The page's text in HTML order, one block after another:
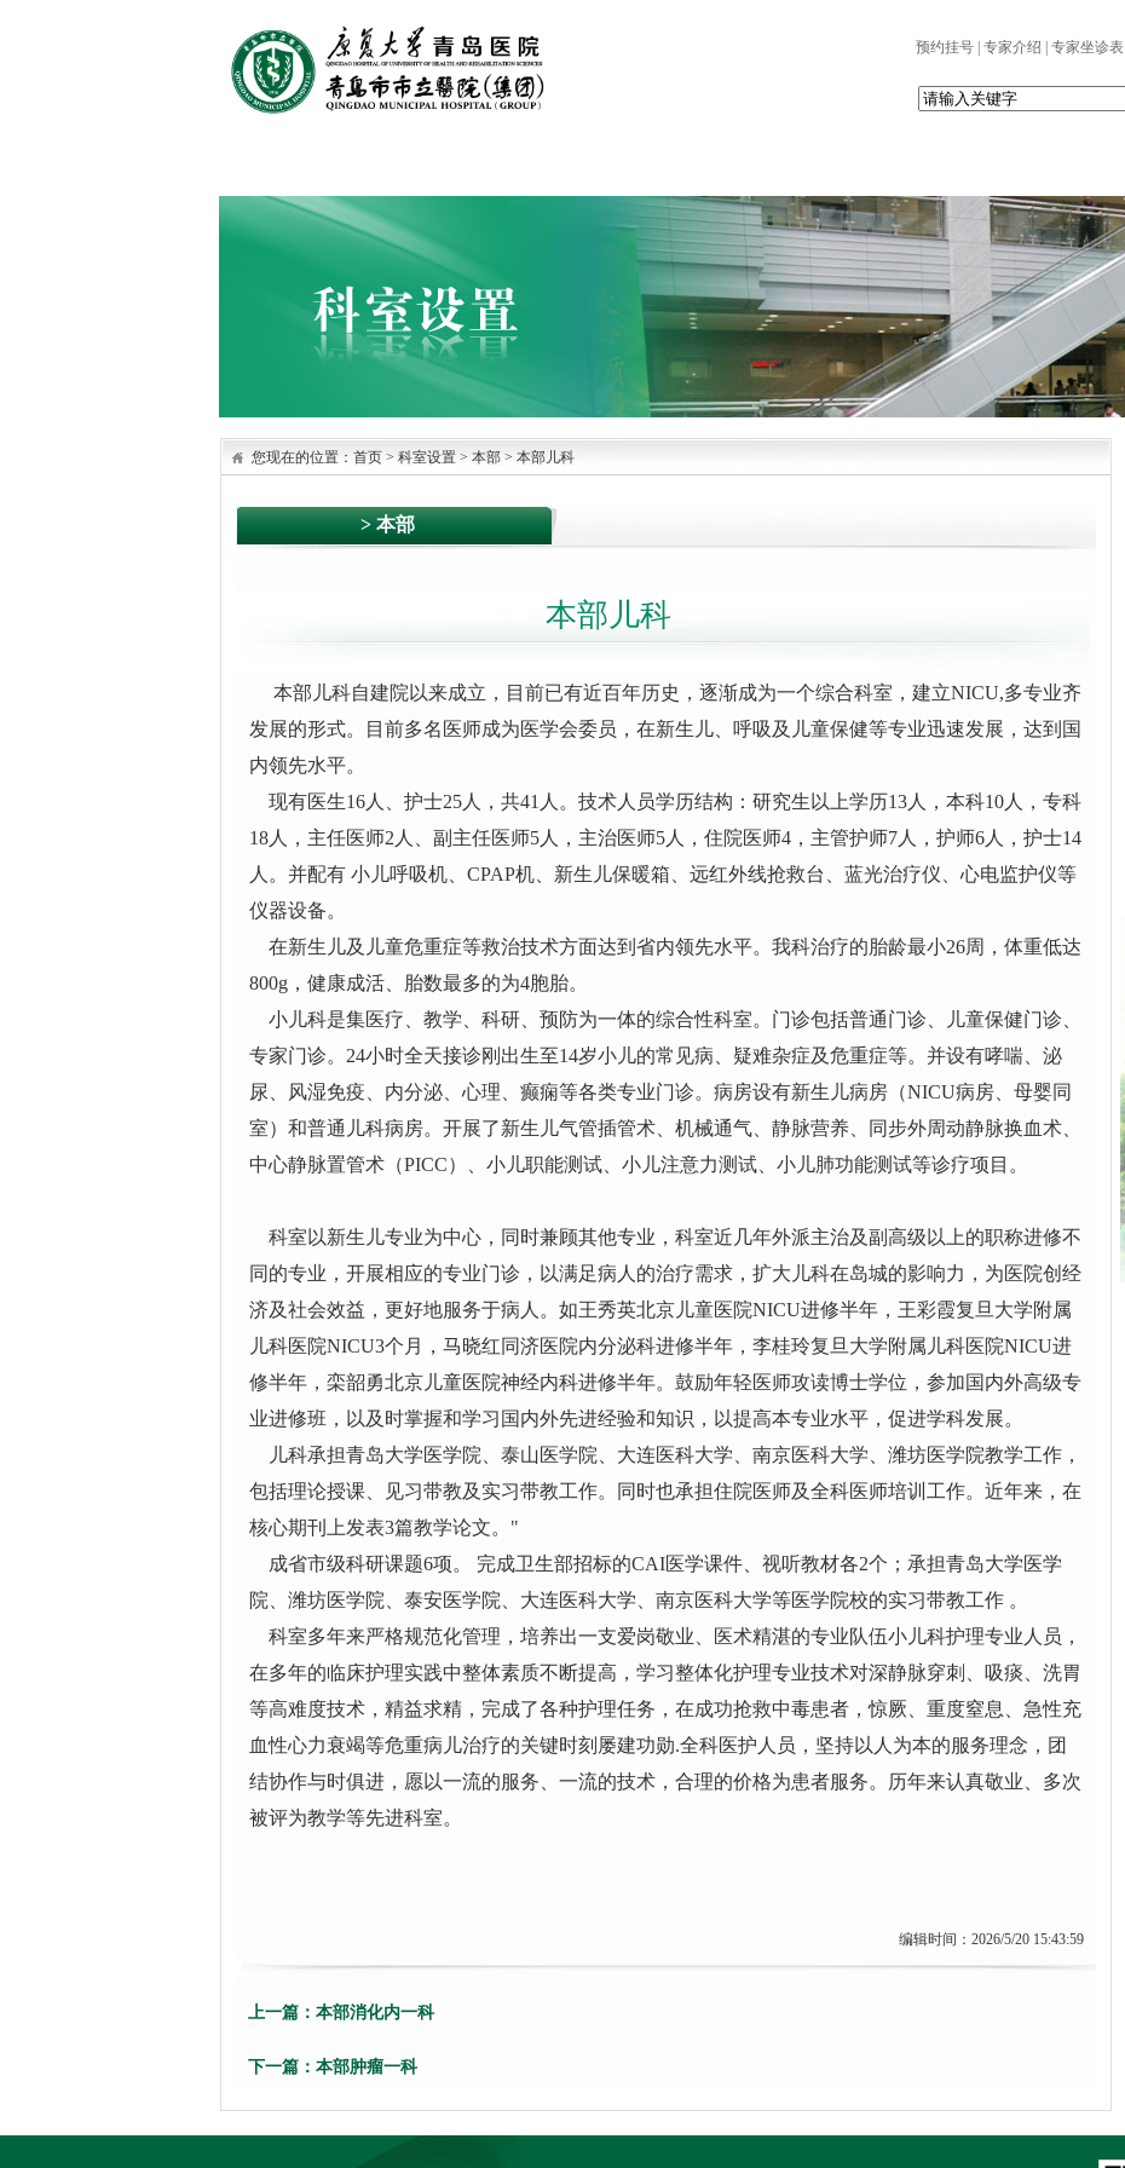
预约挂号 专家介绍 专家坐诊表
您现在的位置： 首页 > 科室设置 > 本部 > 本部儿科
> 本部
本部儿科
本部儿科自建院以来成立，目前已有近百年历史，逐渐成为一个综合科室，建立NICU,多专业齐
发展的形式。目前多名医师成为医学会委员，在新生儿、呼吸及儿童保健等专业迅速发展，达到国
内领先水平。
现有医生16人、护士25人，共41人。技术人员学历结构：研究生以上学历13人，本科10人，专科
18人，主任医师2人、副主任医师5人，主治医师5人，住院医师4，主管护师7人，护师6人，护士14
人。并配有 小儿呼吸机、CPAP机、新生儿保暖箱、 远红外线抢救台、蓝光治疗仪、心电监护仪等
仪器设备。
在新生儿及儿童危重症等救治技术方面达到省内领先水平。我科治疗的胎龄最小26周，体重低达
800g，健康成活、胎数最多的为4胞胎。
小儿科是集医疗、教学、科研、预防为一体的综合性科室。门诊包括普通门诊、儿童保健门诊、
专家门诊。24小时全天接诊刚出生至14岁小儿的常见病、疑难杂症及危重症等。并设有哮喘、泌
尿、风湿免疫、内分泌、心理、癫痫等各类专业门诊。病房设有新生儿病房（NICU病房、母婴同
室）和普通儿科病房。开展了新生儿气管插管术、机械通气、静脉营养、同步外周动静脉换血术、
中心静脉置管术（PICC）、小儿职能测试、小儿注意力测试、小儿肺功能测试等诊疗项目。
科室以新生儿专业为中心，同时兼顾其他专业，科室近几年外派主治及副高级以上的职称进修不
同的专业，开展相应的专业门诊，以满足病人的治疗需求，扩大儿科在岛城的影响力，为医院创经
济及社会效益，更好地服务于病人。如王秀英北京儿童医院NICU进修半年，王彩霞复旦大学附属
儿科医院NICU3个月，马晓红同济医院内分泌科进修半年，李桂玲复旦大学附属儿科医院NICU进
修半年，栾韶勇北京儿童医院神经内科进修半年。鼓励年轻医师攻读博士学位，参加国内外高级专
业进修班，以及时掌握和学习国内外先进经验和知识，以提高本专业水平，促进学科发展。
儿科承担青岛大学医学院、泰山医学院、大连医科大学、南京医科大学、潍坊医学院教学工作，
包括理论授课、见习带教及实习带教工作。同时也承担住院医师及全科医师培训工作。近年来，在
核心期刊上发表3篇教学论文。"
成省市级科研课题6项。 完成卫生部招标的CAI医学课件、视听教材各2个；承担青岛大学医学
院、潍坊医学院、泰安医学院、大连医科大学、南京医科大学等医学院校的实习带教工作 。
科室多年来严格规范化管理，培养出一支爱岗敬业、医术精湛的专业队伍小儿科护理专业人员，
在多年的临床护理实践中整体素质不断提高，学习整体化护理专业技术对深静脉穿刺、吸痰、洗胃
等高难度技术，精益求精，完成了各种护理任务，在成功抢救中毒患者，惊厥、重度窒息、急性充
血性心力衰竭等危重病儿治疗的关键时刻屡建功勋.全科医护人员，坚持以人为本的服务理念，团
结协作与时俱进，愿以一流的服务、一流的技术，合理的价格为患者服务。历年来认真敬业、多次
被评为教学等先进科室。
编辑时间：2026/5/20 15:43:59
上一篇： 本部消化内一科
下一篇： 本部肿瘤一科